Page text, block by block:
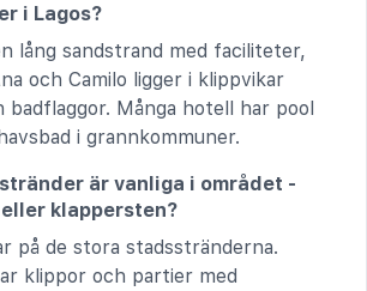
i Lagos?
lång sandstrand med faciliteter,
och Camilo ligger i klippvikar
badflaggor. Många hotell har pool
i grannkommuner.
är vanliga i området -
klappersten?
på de stora stadsstränderna.
klippor och partier med